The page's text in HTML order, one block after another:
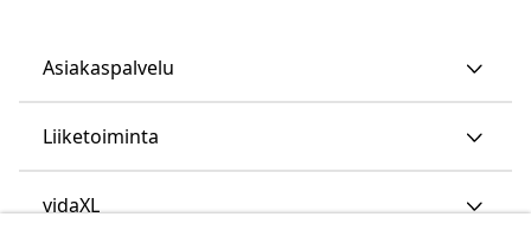
Asiakaspalvelu
Liiketoiminta
vidaXL